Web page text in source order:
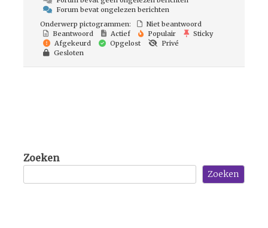
Forum bevat ongelezen berichten
Onderwerp pictogrammen:
Niet beantwoord
Beantwoord
Actief Populair
Sticky
Afgekeurd
Opgelost
Privé
Gesloten
Zoeken
Zoeken